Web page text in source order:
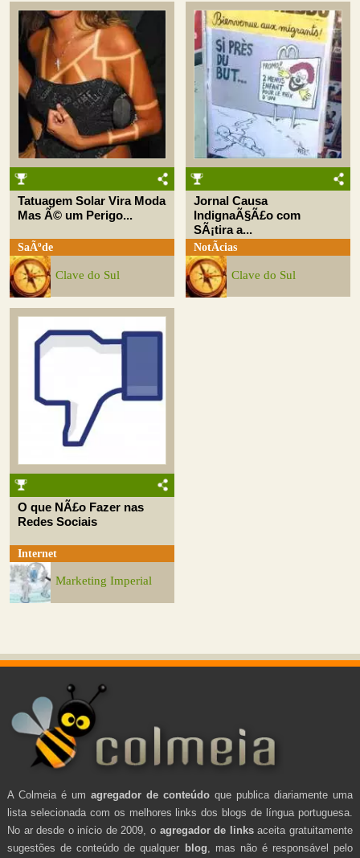
Tatuagem Solar Vira Moda
Mas Ã© um Perigo...
SaÃºde
Clave do Sul
Jornal Causa
IndignaÃ§Ã£o com
SÃ¡tira a...
NotÃ­cias
Clave do Sul
O que NÃ£o Fazer nas
Redes Sociais
Internet
Marketing Imperial
A Colmeia é um agregador de conteúdo que publica diariamente uma
lista selecionada com os melhores links dos blogs de língua portuguesa.
No ar desde o início de 2009, o agregador de linksaceita gratuitamente
sugestões de conteúdo de qualquer blog , mas não é responsável pelo